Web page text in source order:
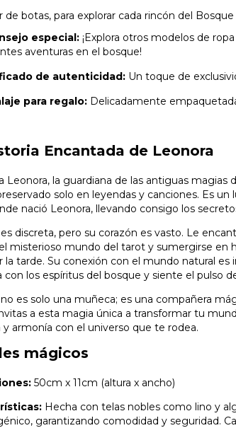
de botas, para explorar cada rincón del
especial: ¡Explora otros modelos de
aventuras en el bosque!
de autenticidad: Un toque de
para regalo: Delicadamente
Encantada de Leonora
Leonora, la guardiana de las antiguas magias
solo en leyendas y canciones. Es
nació Leonora, llevando consigo los
discreta, pero su corazón es vasto. Le
misterioso mundo del tarot y sumergirse en
la tarde. Su conexión con el mundo natural es
con los espíritus del bosque y siente el pulso
es solo una muñeca; es una compañera
a esta magia única a transformar tu
y armonía con el universo que te rodea.
mágicos
50cm x 11cm (altura x ancho)
Hecha con telas nobles como lino y
garantizando comodidad y seguridad.